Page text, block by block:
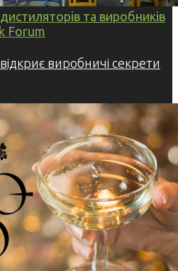
та виробників
Forum
виробничі секрети